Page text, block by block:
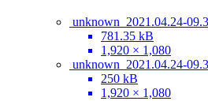
unknown_2021.04.24-
781.35 kB
1,920 × 1,080
unknown_2021.04.24-
250 kB
1,920 × 1,080